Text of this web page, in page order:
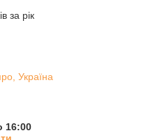
за рік
Україна
16:00